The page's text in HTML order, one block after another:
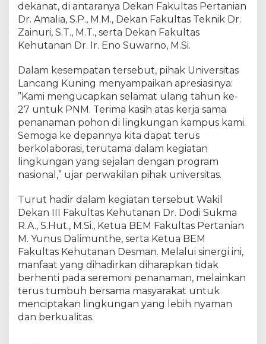
dekanat, di antaranya Dekan Fakultas Pertanian
Dr. Amalia, S.P., M.M., Dekan Fakultas Teknik Dr.
Zainuri, S.T., M.T., serta Dekan Fakultas
Kehutanan Dr. Ir. Eno Suwarno, M.Si.
​Dalam kesempatan tersebut, pihak Universitas
Lancang Kuning menyampaikan apresiasinya:
​”Kami mengucapkan selamat ulang tahun ke-
27 untuk PNM. Terima kasih atas kerja sama
penanaman pohon di lingkungan kampus kami.
Semoga ke depannya kita dapat terus
berkolaborasi, terutama dalam kegiatan
lingkungan yang sejalan dengan program
nasional,” ujar perwakilan pihak universitas.
​Turut hadir dalam kegiatan tersebut Wakil
Dekan III Fakultas Kehutanan Dr. Dodi Sukma
R.A., S.Hut., M.Si., Ketua BEM Fakultas Pertanian
M. Yunus Dalimunthe, serta Ketua BEM
Fakultas Kehutanan Desman. Melalui sinergi ini,
manfaat yang dihadirkan diharapkan tidak
berhenti pada seremoni penanaman, melainkan
terus tumbuh bersama masyarakat untuk
menciptakan lingkungan yang lebih nyaman
dan berkualitas.